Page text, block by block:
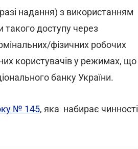
надання) з використанням
такого доступу через
фізичних робочих
користувачів у режимах, що
банку України.
№ 145, яка набирає чинності